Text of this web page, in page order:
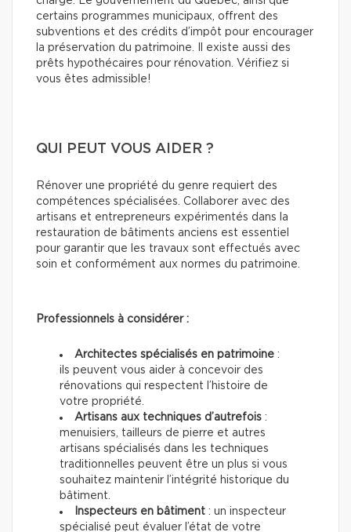
certains programmes municipaux, offrent des
subventions et des crédits d’impôt pour encourager
la préservation du patrimoine. Il existe aussi des
prêts hypothécaires pour rénovation. Vérifiez si
vous êtes admissible!
QUI PEUT VOUS AIDER ?
Rénover une propriété du genre requiert des
compétences spécialisées. Collaborer avec des
artisans et entrepreneurs expérimentés dans la
restauration de bâtiments anciens est essentiel
pour garantir que les travaux sont effectués avec
soin et conformément aux normes du patrimoine.
Professionnels à considérer :
Architectes spécialisés en patrimoine :
ils peuvent vous aider à concevoir des
rénovations qui respectent l’histoire de
votre propriété.
Artisans aux techniques d’autrefois :
menuisiers, tailleurs de pierre et autres
artisans spécialisés dans les techniques
traditionnelles peuvent être un plus si vous
souhaitez maintenir l’intégrité historique du
bâtiment.
Inspecteurs en bâtiment : un inspecteur
spécialisé peut évaluer l’état de votre